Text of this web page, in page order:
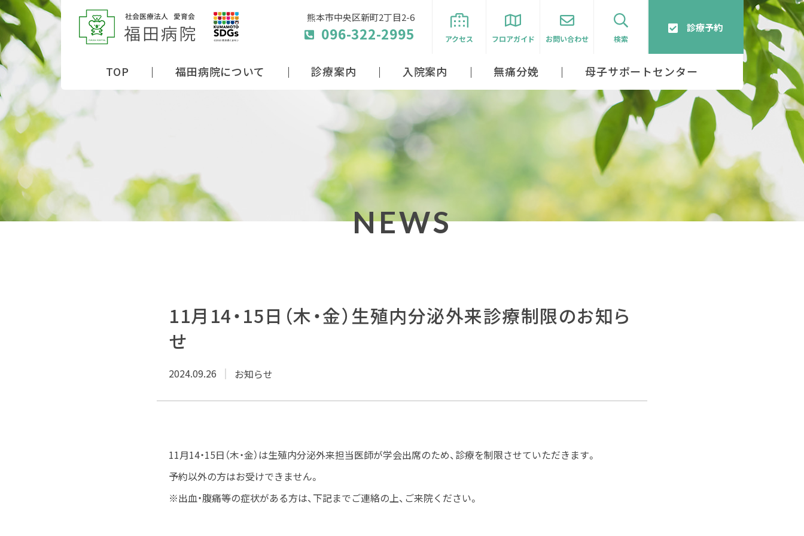
熊本市中央区新町2丁目2-6
096-322-2995 アクセス フロアガイド お問い合わせ 検索
診療予約
TOP 福田病院について 診療案内 入院案内 無痛分娩 母子サポートセンター
NEWS
11月14・15日（木・金）生殖内分泌外来診療制限のお知ら
せ
2024.09.26 お知らせ
11月14・15日（木・金）は生殖内分泌外来担当医師が学会出席のため、診療を制限させていただきます。
予約以外の方はお受けできません。
※出血・腹痛等の症状がある方は、下記までご連絡の上、ご来院ください。